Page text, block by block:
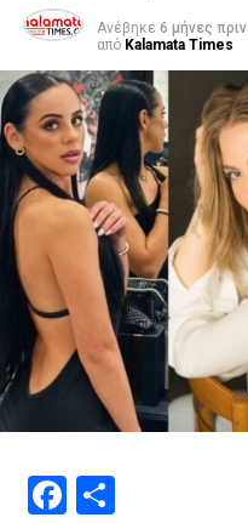
Ανέβηκε 6 μήνες πριν
από Kalamata Times
Facebook